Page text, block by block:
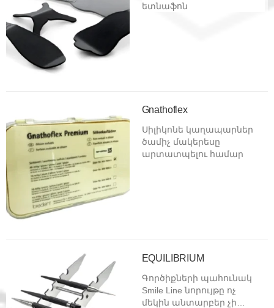
ետնաֆոն
Gnathoflex
Սիլիկոնե կաղապարներ
ծամիչ մակերեսը
արտատպելու համար
EQUILIBRIUM
Գործիքների պահունակ
Smile Line նորույթը ոչ
մեկին անտարբեր չի